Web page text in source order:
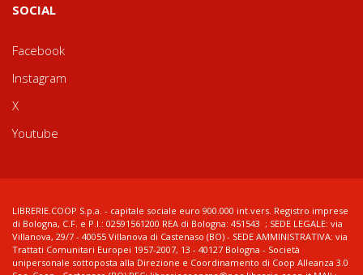
SOCIAL
Facebook
Instagram
X
Youtube
LIBRERIE.COOP S.p.a. - capitale sociale euro 900.000 int.vers. Registro imprese
di Bologna, C.F. e P.I.: 02591561200 REA di Bologna: 451543 ; SEDE LEGALE: via
Villanova, 29/7 - 40055 Villanova di Castenaso (BO) - SEDE AMMINISTRATIVA: via
Trattati Comunitari Europei 1957-2007, 13 - 40127 Bologna - Società
unipersonale sottoposta alla Direzione e Coordinamento di Coop Alleanza 3.0